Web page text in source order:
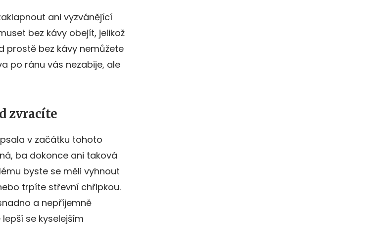
ani vyzvánějící
bez kávy obejít, jelikož
prostě bez kávy nemůžete
po ránu vás nezabije, ale
zvracíte
v začátku tohoto
ba dokonce ani taková
byste se měli vyhnout
trpíte střevní chřipkou.
a nepříjemně
se kyselejším